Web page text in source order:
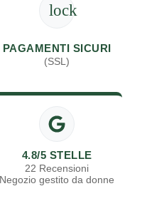
lock
PAGAMENTI SICURI
(SSL)
4.8/5 STELLE
22 Recensioni
Negozio gestito da donne